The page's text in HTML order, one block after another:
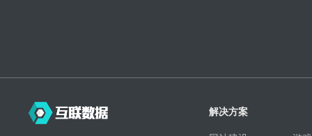
解决方案